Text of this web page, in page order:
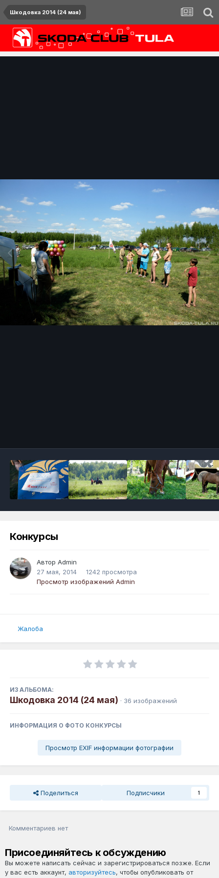
Шкодовка 2014 (24 мая)
Конкурсы
Автор Admin
27 мая, 2014
1242 просмотра
Просмотр изображений Admin
Жалоба
ИЗ АЛЬБОМА:
Шкодовка 2014 (24 мая) · 36 изображений
ИНФОРМАЦИЯ О ФОТО КОНКУРСЫ
Просмотр EXIF информации фотографии
Поделиться Подписчики 1
Комментариев нет
Присоединяйтесь к обсуждению
Вы можете написать сейчас и зарегистрироваться позже. Если
у вас есть аккаунт, авторизуйтесь, чтобы опубликовать от